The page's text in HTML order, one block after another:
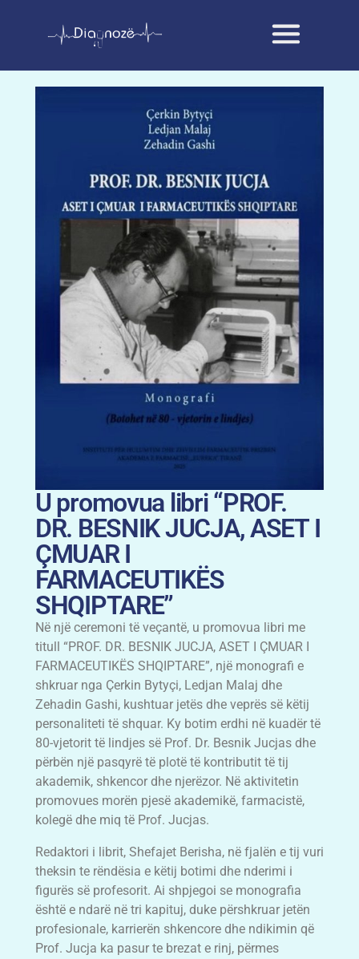
U promovua libri “PROF.
DR. BESNIK JUCJA, ASET I
ÇMUAR I
FARMACEUTIKËS
SHQIPTARE”
Në një ceremoni të veçantë, u promovua libri me
titull “PROF. DR. BESNIK JUCJA, ASET I ÇMUAR I
FARMACEUTIKËS SHQIPTARE”, një monografi e
shkruar nga Çerkin Bytyçi, Ledjan Malaj dhe
Zehadin Gashi, kushtuar jetës dhe veprës së këtij
personaliteti të shquar. Ky botim erdhi në kuadër të
80-vjetorit të lindjes së Prof. Dr. Besnik Jucjas dhe
përbën një pasqyrë të plotë të kontributit të tij
akademik, shkencor dhe njerëzor. Në aktivitetin
promovues morën pjesë akademikë, farmacistë,
kolegë dhe miq të Prof. Jucjas.
Redaktori i librit, Shefajet Berisha, në fjalën e tij vuri
theksin te rëndësia e këtij botimi dhe nderimi i
figurës së profesorit. Ai shpjegoi se monografia
është e ndarë në tri kapituj, duke përshkruar jetën
profesionale, karrierën shkencore dhe ndikimin që
Prof. Jucja ka pasur te brezat e rinj, përmes